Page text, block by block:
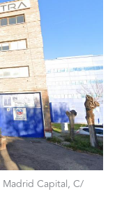
Capital, C/